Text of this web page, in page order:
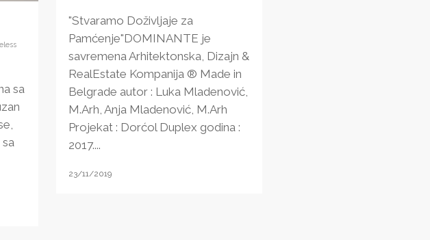
sa
"Stvaramo Doživljaje za
Pamćenje"DOMINANTE je
savremena Arhitektonska, Dizajn &
RealEstate Kompanija ® Made in
Belgrade autor : Luka Mladenović,
M.Arh, Anja Mladenović, M.Arh
Projekat : Dorćol Duplex godina :
2017....
23/11/2019